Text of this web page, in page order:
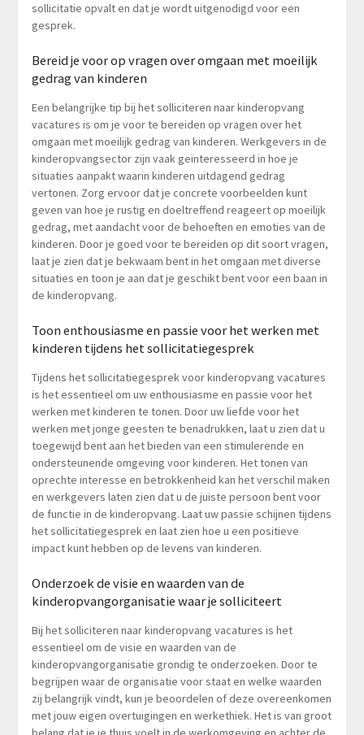
sollicitatie opvalt en dat je wordt uitgenodigd voor een
gesprek.
Bereid je voor op vragen over omgaan met moeilijk
gedrag van kinderen
Een belangrijke tip bij het solliciteren naar kinderopvang
vacatures is om je voor te bereiden op vragen over het
omgaan met moeilijk gedrag van kinderen. Werkgevers in de
kinderopvangsector zijn vaak geïnteresseerd in hoe je
situaties aanpakt waarin kinderen uitdagend gedrag
vertonen. Zorg ervoor dat je concrete voorbeelden kunt
geven van hoe je rustig en doeltreffend reageert op moeilijk
gedrag, met aandacht voor de behoeften en emoties van de
kinderen. Door je goed voor te bereiden op dit soort vragen,
laat je zien dat je bekwaam bent in het omgaan met diverse
situaties en toon je aan dat je geschikt bent voor een baan in
de kinderopvang.
Toon enthousiasme en passie voor het werken met
kinderen tijdens het sollicitatiegesprek
Tijdens het sollicitatiegesprek voor kinderopvang vacatures
is het essentieel om uw enthousiasme en passie voor het
werken met kinderen te tonen. Door uw liefde voor het
werken met jonge geesten te benadrukken, laat u zien dat u
toegewijd bent aan het bieden van een stimulerende en
ondersteunende omgeving voor kinderen. Het tonen van
oprechte interesse en betrokkenheid kan het verschil maken
en werkgevers laten zien dat u de juiste persoon bent voor
de functie in de kinderopvang. Laat uw passie schijnen tijdens
het sollicitatiegesprek en laat zien hoe u een positieve
impact kunt hebben op de levens van kinderen.
Onderzoek de visie en waarden van de
kinderopvangorganisatie waar je solliciteert
Bij het solliciteren naar kinderopvang vacatures is het
essentieel om de visie en waarden van de
kinderopvangorganisatie grondig te onderzoeken. Door te
begrijpen waar de organisatie voor staat en welke waarden
zij belangrijk vindt, kun je beoordelen of deze overeenkomen
met jouw eigen overtuigingen en werkethiek. Het is van groot